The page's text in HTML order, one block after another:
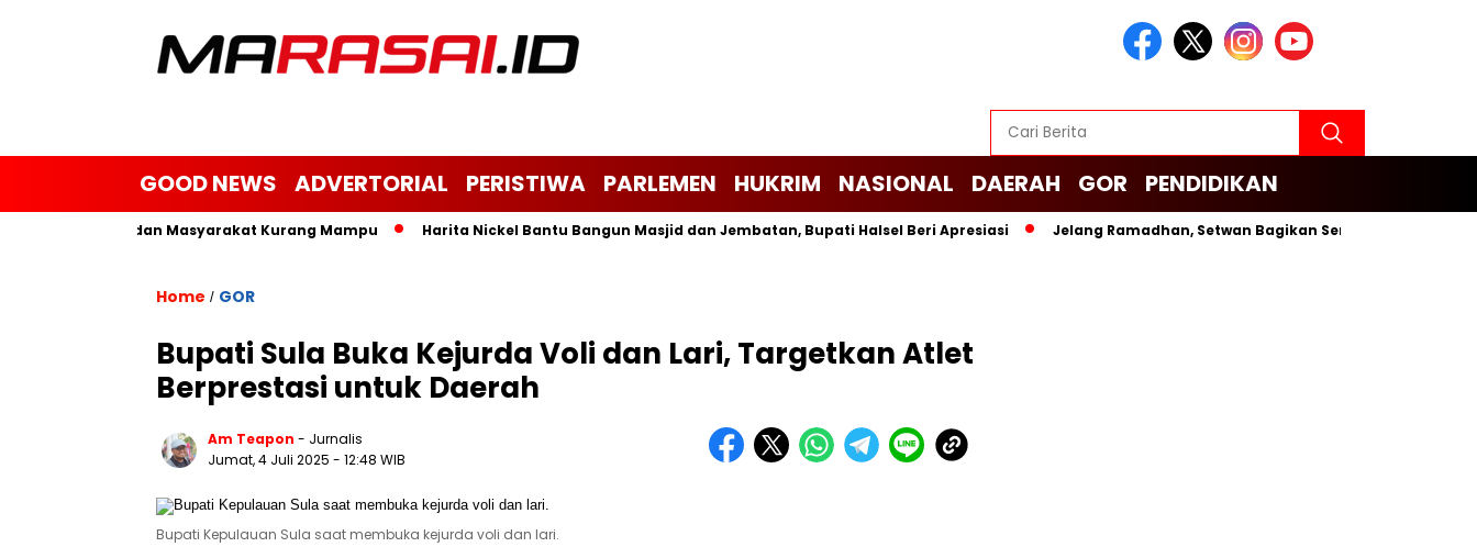
GOOD NEWS ADVERTORIAL PERISTIWA PARLEMEN HUKRIM NASIONAL DAERAH GOR PENDIDIKAN
Janda dan Masyarakat Kurang Mampu Harita Nickel Bantu Bangun Masjid dan Jembatan, Bupati Halsel Beri Apresiasi Jelang Ramadhan, Setwan Bagikan Sembako untuk
Home / GOR
Bupati Sula Buka Kejurda Voli dan Lari, Targetkan Atlet
Berprestasi untuk Daerah
Am Teapon - Jurnalis
Jumat, 4 Juli 2025 - 12:48 WIB
Bupati Kepulauan Sula saat membuka kejurda voli dan lari.